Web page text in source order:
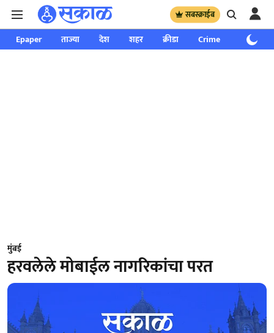
सबस्क्राईब
Epaper ताज्या देश शहर क्रीडा Crime साप्ताहिक
मुंबई
हरवलेले मोबाईल नागरिकांचा परत